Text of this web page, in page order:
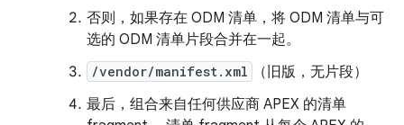
否则，如果存在 ODM 清单，将 ODM 清单与可
选的 ODM 清单片段合并在一起。
/vendor/manifest.xml
（旧版，无片段）
最后，组合来自任何供应商 APEX 的清单